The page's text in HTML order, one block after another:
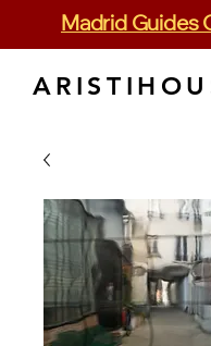
Madrid Guides